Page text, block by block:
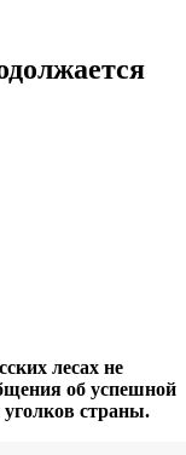
лесах не
об успешной
уголков страны.